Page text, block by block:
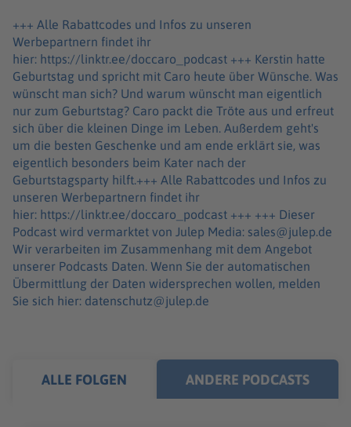
+++ Alle Rabattcodes und Infos zu unseren
Werbepartnern findet ihr
hier: https://linktr.ee/doccaro_podcast +++ Kerstin hatte
Geburtstag und spricht mit Caro heute über Wünsche. Was
wünscht man sich? Und warum wünscht man eigentlich
nur zum Geburtstag? Caro packt die Tröte aus und erfreut
sich über die kleinen Dinge im Leben. Außerdem geht's
um die besten Geschenke und am ende erklärt sie, was
eigentlich besonders beim Kater nach der
Geburtstagsparty hilft.+++ Alle Rabattcodes und Infos zu
unseren Werbepartnern findet ihr
hier: https://linktr.ee/doccaro_podcast +++ +++ Dieser
Podcast wird vermarktet von Julep Media: sales@julep.de
Wir verarbeiten im Zusammenhang mit dem Angebot
unserer Podcasts Daten. Wenn Sie der automatischen
Übermittlung der Daten widersprechen wollen, melden
Sie sich hier: datenschutz@julep.de
ALLE FOLGEN ANDERE PODCASTS